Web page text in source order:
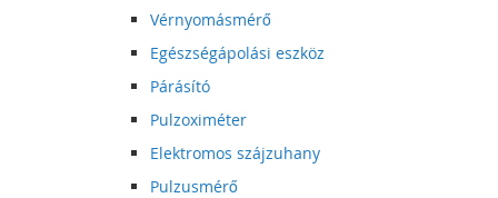
Vérnyomásmérő
Egészségápolási eszköz
Párásító
Pulzoximéter
Elektromos szájzuhany
Pulzusmérő